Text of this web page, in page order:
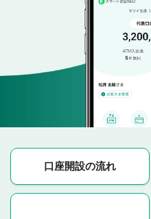
口座開設の流れ